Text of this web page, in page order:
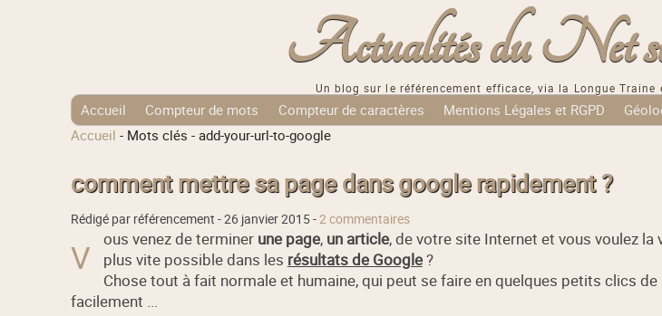
Actualités du Net
Un blog sur le référencement efficace, via la Longue
Accueil Compteur de mots Compteur de caractères Mentions Légales et RGPD
Tags Cloud
Accueil - Mots clés - add-your-url-to-google
comment mettre sa page dans google rapidement ?
Rédigé par référencement -26 janvier 2015-2 commentaires
V ous venez de terminer une page, un article, de votre site Internet et vous voulez la
plus vite possible dans les résultats de Google?
Chose tout à fait normale et humaine, qui peut se faire en quelques petits clics
facilement ...